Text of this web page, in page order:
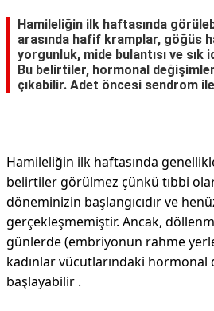
Hamileliğin ilk haftasında
arasında hafif kramplar, göğüs
yorgunluk, mide bulantısı ve sık
Bu belirtiler, hormonal
çıkabilir. Adet öncesi sendrom ile
Hamileliğin ilk haftasında
belirtiler görülmez çünkü tıbbi
döneminizin başlangıcıdır ve
gerçekleşmemiştir. Ancak,
günlerde (embriyonun rahme
kadınlar vücutlarındaki
başlayabilir .